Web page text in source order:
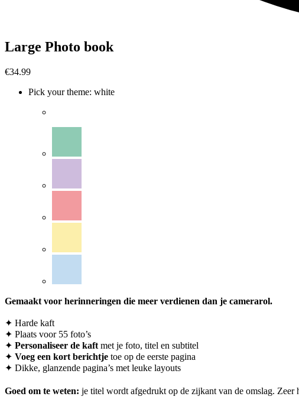
Large Photo book
€34.99
Pick your theme: white
Gemaakt voor herinneringen die meer verdienen dan je camerarol.
✦ Harde kaft
✦ Plaats voor 55 foto’s
✦ Personaliseer de kaft met je foto, titel en subtitel
✦ Voeg een kort berichtje toe op de eerste pagina
✦ Dikke, glanzende pagina’s met leuke layouts
Goed om te weten: je titel wordt afgedrukt op de zijkant van de omslag.